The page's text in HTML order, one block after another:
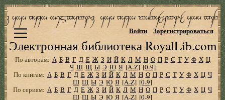
Электронная библиотека RoyalLib.com
Войти Зарегистрироваться
По авторам: А Б В Г Д Е Ж З И Й К Л М Н О П Р С Т У Ф Х Ц
Ч Ш Щ Ы Э Ю Я [A-Z] [0-9]
По книгам: А Б В Г Д Е Ж З И Й К Л М Н О П Р С Т У Ф Х Ц Ч
Ш Щ Ы Э Ю Я [A-Z] [0-9]
По сериям: А Б В Г Д Е Ж З И Й К Л М Н О П Р С Т У Ф Х Ц Ч
Ш Щ Ы Э Ю Я [A-Z] [0-9]